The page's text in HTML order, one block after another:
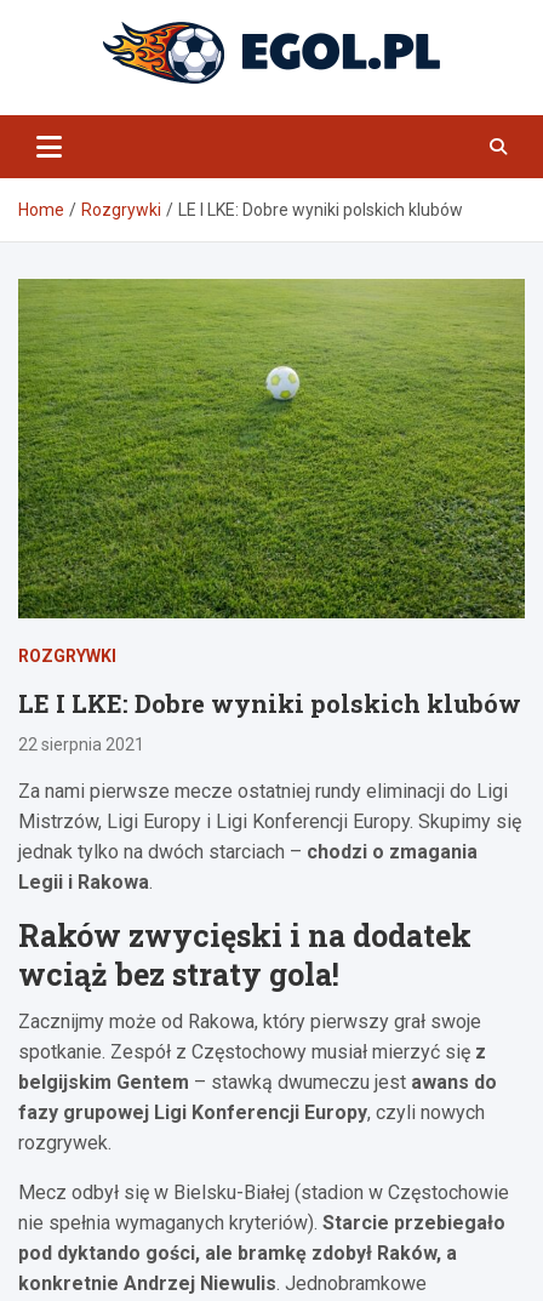
eGol.pl
Home Rozgrywki LE I LKE: Dobre wyniki polskich klubów
ROZGRYWKI
LE I LKE: Dobre wyniki polskich klubów
22 sierpnia 2021
Za nami pierwsze mecze ostatniej rundy eliminacji do Ligi
Mistrzów, Ligi Europy i Ligi Konferencji Europy. Skupimy się
jednak tylko na dwóch starciach – chodzi o zmagania
Legii i Rakowa.
Raków zwycięski i na dodatek
wciąż bez straty gola!
Zacznijmy może od Rakowa, który pierwszy grał swoje
spotkanie. Zespół z Częstochowy musiał mierzyć się z
belgijskim Gentem – stawką dwumeczu jest awans do
fazy grupowej Ligi Konferencji Europy, czyli nowych
rozgrywek.
Mecz odbył się w Bielsku-Białej (stadion w Częstochowie
nie spełnia wymaganych kryteriów). Starcie przebiegało
pod dyktando gości, ale bramkę zdobył Raków, a
konkretnie Andrzej Niewulis. Jednobramkowe